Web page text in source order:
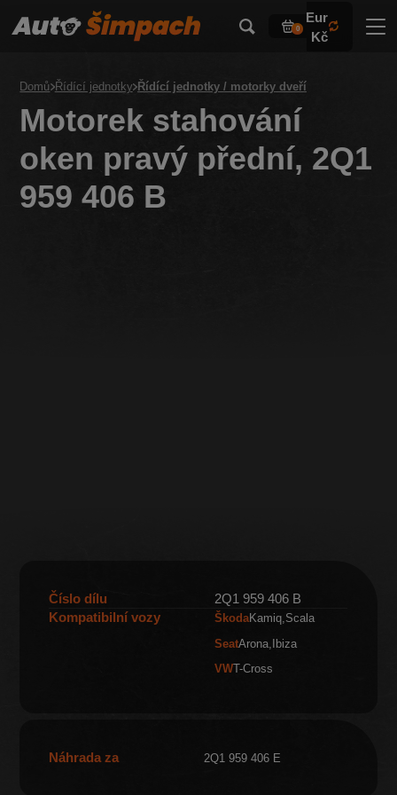
0
Eur
Kč
Domů Řídící jednotky Řídící jednotky / motorky dveří
Motorek stahování
oken pravý přední, 2Q1
959 406 B
Číslo dílu
2Q1 959 406 B
Kompatibilní vozy
ŠkodaKamiq Scala
SeatArona Ibiza
VWT-Cross
Náhrada za 2Q1 959 406 E